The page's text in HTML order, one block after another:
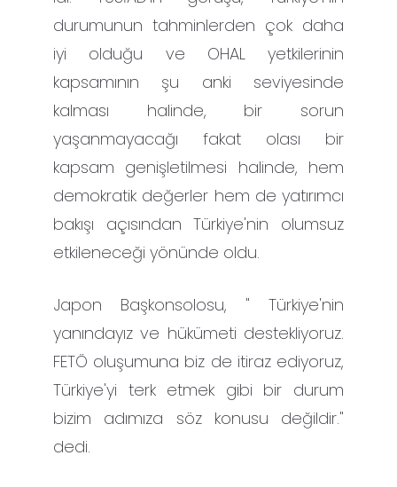
durumunun tahminlerden çok daha
iyi olduğu ve OHAL yetkilerinin
kapsamının şu anki seviyesinde
kalması halinde, bir sorun
yaşanmayacağı fakat olası bir
kapsam genişletilmesi halinde, hem
demokratik değerler hem de yatırımcı
bakışı açısından Türkiye'nin olumsuz
etkileneceği yönünde oldu.
Japon Başkonsolosu, " Türkiye'nin
yanındayız ve hükümeti destekliyoruz.
FETÖ oluşumuna biz de itiraz ediyoruz,
Türkiye'yi terk etmek gibi bir durum
bizim adımıza söz konusu değildir."
dedi.